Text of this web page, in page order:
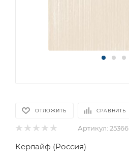
ОТЛОЖИТЬ СРАВНИТЬ
Артикул: 25366
Керлайф (Россия)